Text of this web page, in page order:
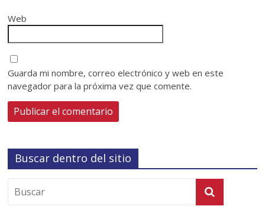
Web
Guarda mi nombre, correo electrónico y web en este
navegador para la próxima vez que comente.
Buscar dentro del sitio